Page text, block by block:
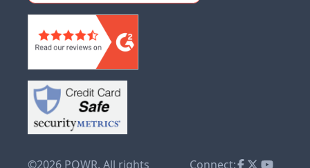
©2026 POWR. All rights Connect: